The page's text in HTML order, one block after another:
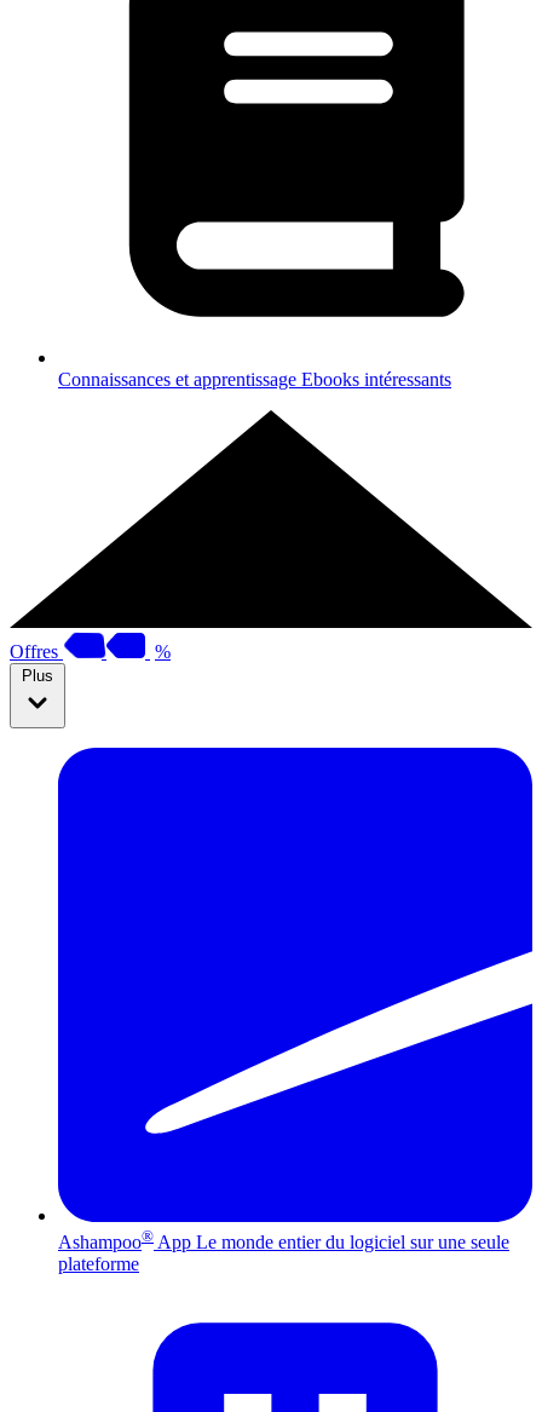
Connaissances et apprentissage Ebooks intéressants
Offres %
Plus
Ashampoo® App Le monde entier du logiciel sur une seule
plateforme